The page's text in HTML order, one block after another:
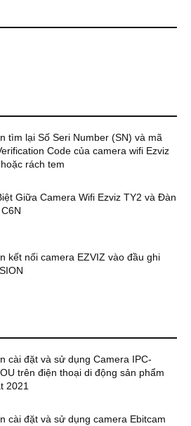
tìm lại Số Seri Number (SN) và mã
Code của camera wifi Ezviz
rách tem
Giữa Camera Wifi Ezviz TY2 và Đàn
kết nối camera EZVIZ vào đầu ghi
cài đặt và sử dụng Camera IPC-
trên điện thoại di động sản phẩm
2021
cài đặt và sử dụng camera Ebitcam